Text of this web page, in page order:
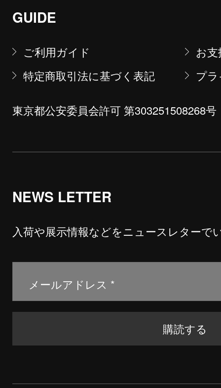
GUIDE
ご利用ガイド
お
特定商取引法に基づく表記
プ
東京都公安委員会許可 第303251508268号
NEWS LETTER
入荷や展示情報などをニュースレターで